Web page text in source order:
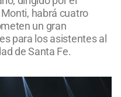
habrá cuatro
un gran
para los asistentes al
de Santa Fe.